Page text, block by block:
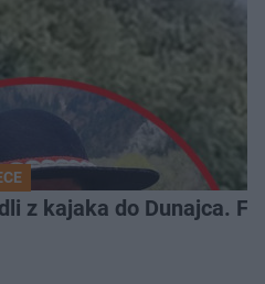
z kajaka do Dunajca.